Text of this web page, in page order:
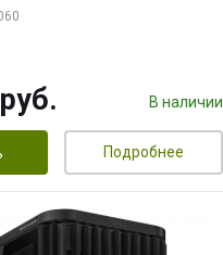
RTX5060Ti GAMING
В наличии
Подробнее